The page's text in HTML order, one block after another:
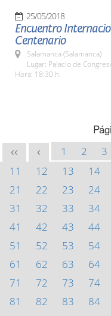
25/05/2018
Encuentro
Centenario
Salamanca (Salamanca)
Lugar: Palacio de
Hora: 18:30 h.
<< < 1 2 3
11
12 13 14
21
22 23 24
31
32 33 34
41
42 43 44
51
52 53 54
61
62 63 64
71
72 73 74
81
82 83 84